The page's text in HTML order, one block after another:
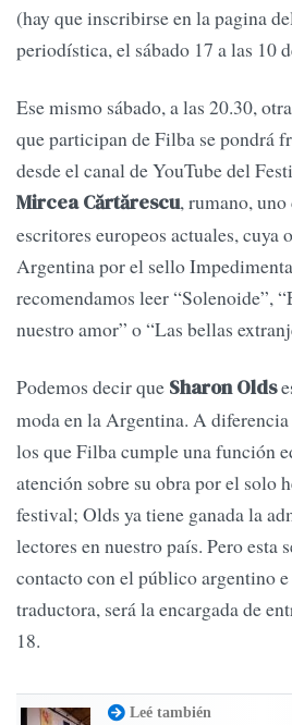
(hay que inscribirse en la pagina
periodística, el sábado 17 a las 10
Ese mismo sábado, a las 20.30,
que participan de Filba se pondrá
desde el canal de YouTube del
Mircea Cărtărescu, rumano, uno
escritores europeos actuales, cuya
Argentina por el sello
recomendamos leer “Solenoide”,
nuestro amor” o “Las bellas
Podemos decir que Sharon Olds
moda en la Argentina. A
los que Filba cumple una función
atención sobre su obra por el solo
festival; Olds ya tiene ganada la
lectores en nuestro país. Pero esta
contacto con el público argentino
traductora, será la encargada de
18.
Leé también